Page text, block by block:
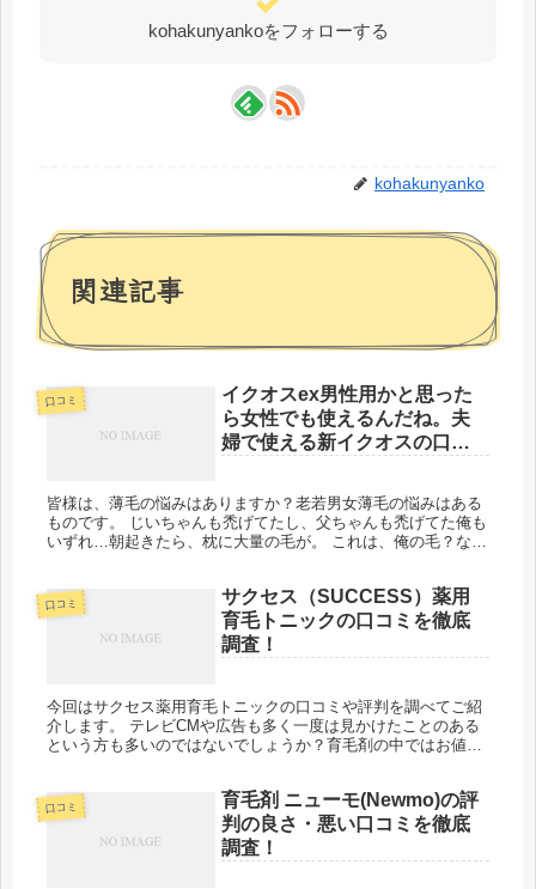
kohakunyankoをフォローする
kohakunyanko
関連記事
口コミ
イクオスex男性用かと思った
ら女性でも使えるんだね。夫
婦で使える新イクオスの口コ
皆様は、薄毛の悩みはありますか？老若男女薄毛の悩みはある
ものです。 じいちゃんも禿げてたし、父ちゃんも禿げてた俺も
いずれ…朝起きたら、枕に大量の毛が。 これは、俺の毛？なん
口コミ
サクセス（SUCCESS）薬用
育毛トニックの口コミを徹底
調査！
今回はサクセス薬用育毛トニックの口コミや評判を調べてご紹
介します。 テレビCMや広告も多く一度は見かけたことのある
という方も多いのではないでしょうか？育毛剤の中ではお値段
口コミ
育毛剤 ニューモ(Newmo)の評
判の良さ・悪い口コミを徹底
調査！